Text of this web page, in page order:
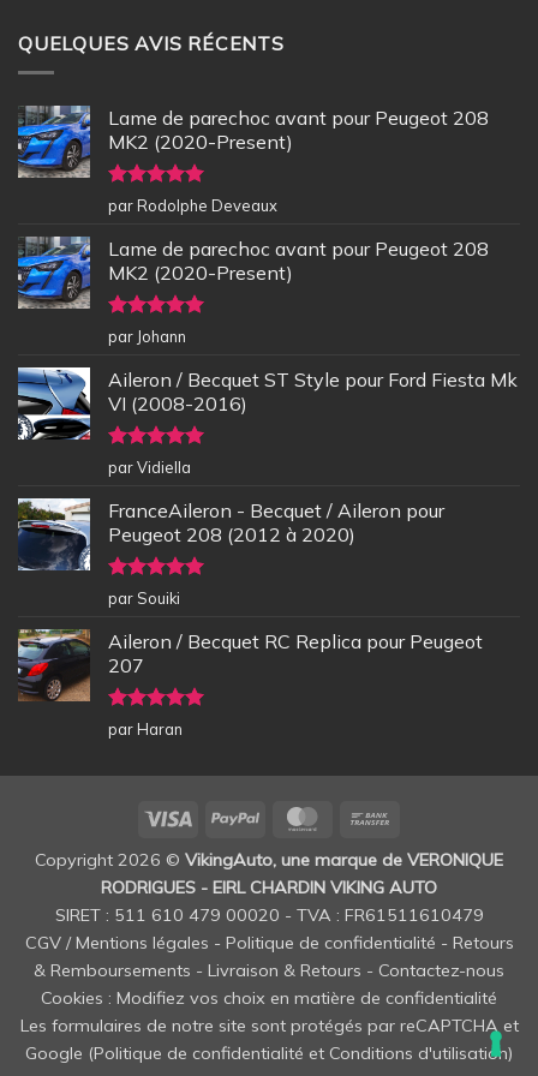
QUELQUES AVIS RÉCENTS
Lame de parechoc avant pour Peugeot 208
MK2 (2020-Present)
Note5sur
5
par Rodolphe Deveaux
Lame de parechoc avant pour Peugeot 208
MK2 (2020-Present)
Note5sur
5
par Johann
Aileron / Becquet ST Style pour Ford Fiesta Mk
VI (2008-2016)
Note5sur
5
par Vidiella
FranceAileron - Becquet / Aileron pour
Peugeot 208 (2012 à 2020)
Note5sur
5
par Souiki
Aileron / Becquet RC Replica pour Peugeot
207
Note5sur
5
par Haran
Visa PayPal MasterCard
Copyright 2026 © VikingAuto, une marque de VERONIQUE
RODRIGUES - EIRL CHARDIN VIKING AUTO
SIRET : 511 610 479 00020 - TVA : FR61511610479
CGV / Mentions légales - Politique de confidentialité - Retours
& Remboursements - Livraison & Retours - Contactez-nous
Cookies : Modifiez vos choix en matière de confidentialité
Les formulaires de notre site sont protégés par reCAPTCHA et
Google (Politique de confidentialité et Conditions d'utilisation)